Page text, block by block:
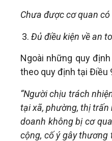
Chưa được cơ quan
Đủ điều kiện về an
Ngoài những quy
theo quy định tại Điều
“Người chịu trách
tại xã, phường, thị
doanh không bị cơ
cộng, cố ý gây thương